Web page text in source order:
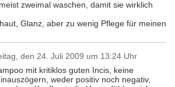
zweimal waschen, damit sie wirklich
Glanz, aber zu wenig Pflege für meinen
den 24. Juli 2009 um 13:24 Uhr
mit kritiklos guten Incis, keine
weder positiv noch negativ,